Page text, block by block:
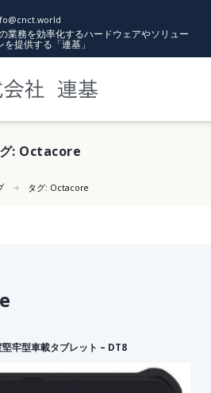
業務を効率化するハードウェアやソリュー
を提供する「連基」
: Octacore
タグ: Octacore
牢型車載タブレット – DT8